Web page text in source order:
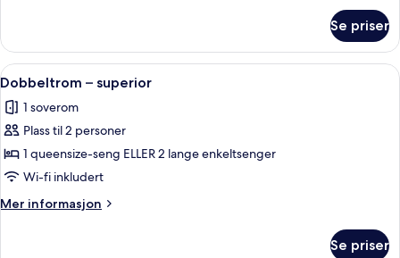
dobbeltrom
Se priser
Åpne
alle
bildene
av
Dobbeltrom
–
superior
Dobbeltrom – superior | Safe på
8
Dobbeltrom – superior
1 soverom
Plass til 2 personer
1 queensize-seng ELLER 2 lange enkeltsenger
Wi-fi inkludert
Mer informasjon
Mer
Se priser